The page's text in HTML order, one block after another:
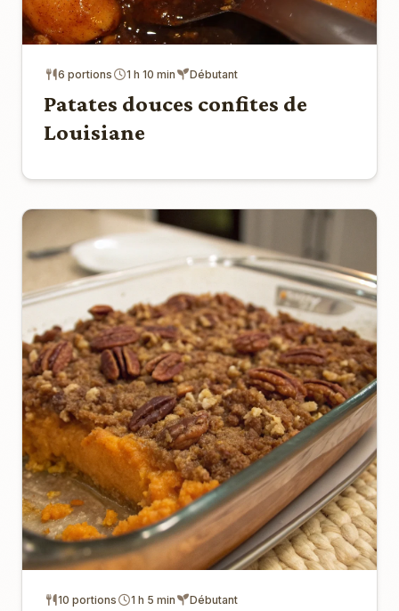
6 portions 1 h 10 min Débutant
Patates douces confites de
Louisiane
10 portions 1 h 5 min Débutant